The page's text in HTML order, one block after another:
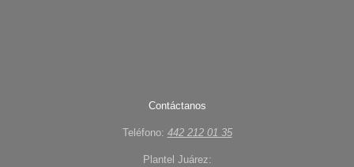
Contáctanos
Teléfono: 442 212 01 35
Plantel Juárez: